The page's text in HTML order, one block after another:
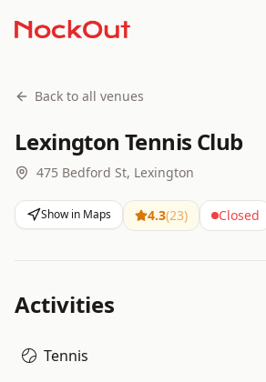
Back to all venues
Lexington Tennis Club
475 Bedford St, Lexington
Show in Maps 4.3(23) Closed
Activities
Tennis